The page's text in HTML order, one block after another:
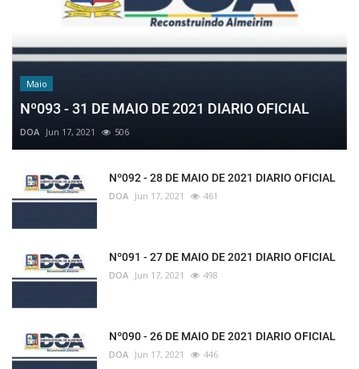
Maio
Nº093 - 31 DE MAIO DE 2021 DIARIO OFICIAL
DOA Jun 17, 2021 506
Nº092 - 28 DE MAIO DE 2021 DIARIO OFICIAL
DOA Jun 17, 2021 461
Nº091 - 27 DE MAIO DE 2021 DIARIO OFICIAL
DOA Jun 17, 2021 498
Nº090 - 26 DE MAIO DE 2021 DIARIO OFICIAL
DOA Jun 17, 2021 446